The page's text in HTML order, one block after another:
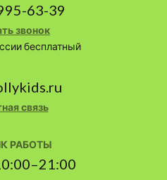
63-39
звонок
бесплатный
связь
РАБОТЫ